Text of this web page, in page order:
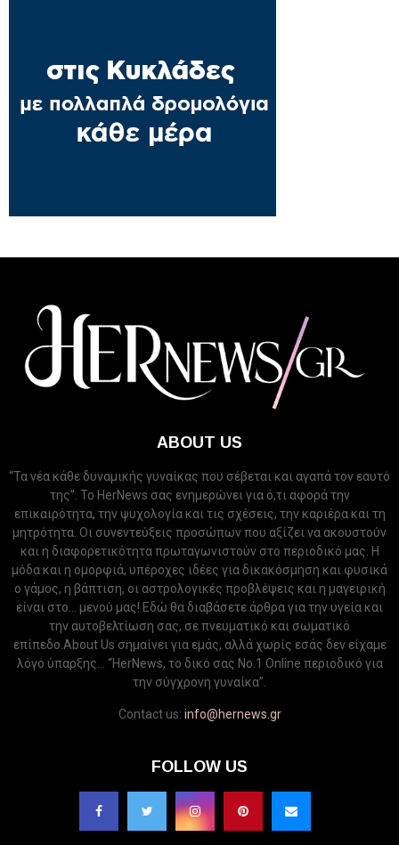
ABOUT US
“Τα νέα κάθε δυναμικής γυναίκας που σέβεται και αγαπά τον εαυτό
της”. Το HerNews σας ενημερώνει για ό,τι αφορά την
επικαιρότητα, την ψυχολογία και τις σχέσεις, την καριέρα και τη
μητρότητα. Οι συνεντεύξεις προσώπων που αξίζει να ακουστούν
και η διαφορετικότητα πρωταγωνιστούν στο περιοδικό μας. Η
μόδα και η ομορφιά, υπέροχες ιδέες για δικακόσμηση και φυσικά
ο γάμος, η βάπτιση, οι αστρολογικές προβλέψεις και η μαγειρική
είναι στο... μενού μας! Εδώ θα διαβάσετε άρθρα για την υγεία και
την αυτοβελτίωση σας, σε πνευματικό και σωματικό
επίπεδο.About Us σημαίνει για εμάς, αλλά χωρίς εσάς δεν είχαμε
λόγο ύπαρξης... “HerNews, το δικό σας Νo.1 Online περιοδικό για
την σύγχρονη γυναίκα”.
Contact us: info@hernews.gr
FOLLOW US